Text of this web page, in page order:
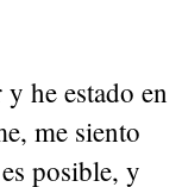
he estado en
me siento
posible, y